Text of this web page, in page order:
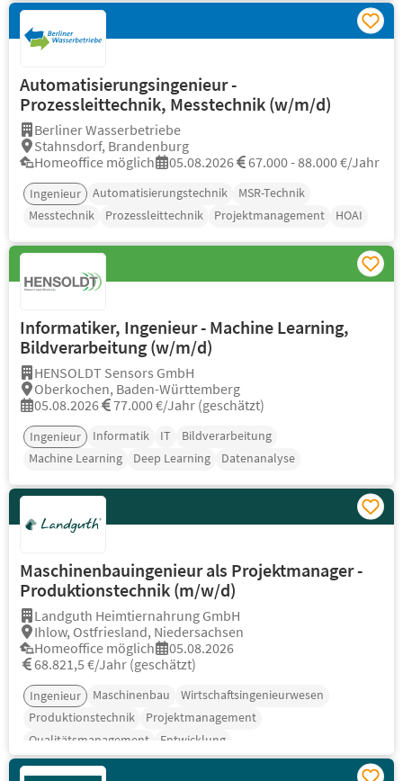
Automatisierungsingenieur -
Prozessleittechnik, Messtechnik (w/m/d)
Berliner Wasserbetriebe
Stahnsdorf, Brandenburg
Homeoffice möglich
05.08.2026 67.000 - 88.000 €/Jahr
Ingenieur Automatisierungstechnik
MSR-Technik
Messtechnik
Prozessleittechnik Projektmanagement HOAI
Informatiker, Ingenieur - Machine Learning,
Bildverarbeitung (w/m/d)
HENSOLDT Sensors GmbH
Oberkochen, Baden-Württemberg
05.08.2026
77.000 €/Jahr (geschätzt)
Ingenieur Informatik IT
Bildverarbeitung
Machine Learning
Deep Learning Datenanalyse
Maschinenbauingenieur als Projektmanager -
Produktionstechnik (m/w/d)
Landguth Heimtiernahrung GmbH
Ihlow, Ostfriesland, Niedersachsen
Homeoffice möglich
05.08.2026
68.821,5 €/Jahr (geschätzt)
Ingenieur Maschinenbau
Wirtschaftsingenieurwesen
Produktionstechnik
Projektmanagement
Qualitätsmanagement
Entwicklung